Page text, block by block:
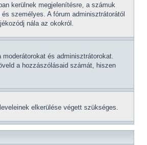
kerülnek megjelenítésre, a számuk
személyes. A fórum adminisztrátorától
nála az okokról.
és adminisztrátorokat.
a hozzászólásaid számát, hiszen
elkerülése végett szükséges.